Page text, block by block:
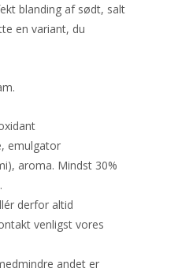
blanding af sødt, salt
en variant, du
emulgator
aroma. Mindst 30%
derfor altid
venligst vores
andet er